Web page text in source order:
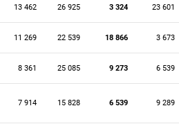
13 462 26 925 3 324 23 601
11 269 22 539 18 866 3 673
8 361 25 085 9 273 6 539
7 914 15 828 6 539 9 289